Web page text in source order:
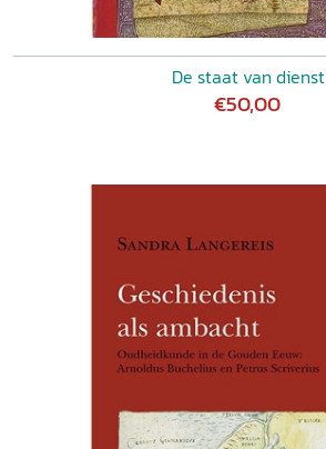
De staat van dienst
€50,00